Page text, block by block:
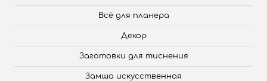
Всё для планера
Декор
Заготовки для тиснения
Замша искусственная